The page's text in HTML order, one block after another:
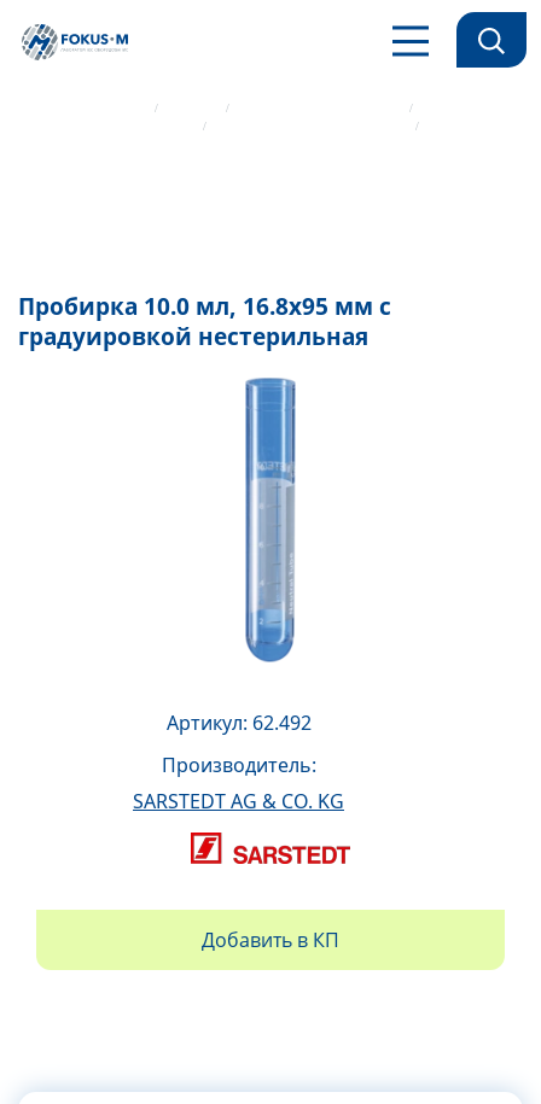
Пробирка 10.0 мл, 16.8х95 мм с
градуировкой нестерильная
Артикул: 62.492
Производитель:
SARSTEDT AG & CO. KG
Добавить в КП